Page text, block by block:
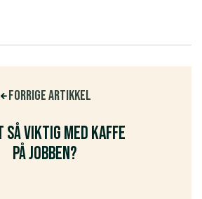
Forrige artikkel
så viktig med kaffe
på jobben?